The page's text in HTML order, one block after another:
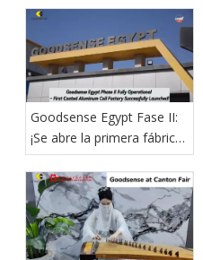
Goodsense Egypt Fase II:
¡Se abre la primera fábrica
de bobinas de aluminio
revestidas!